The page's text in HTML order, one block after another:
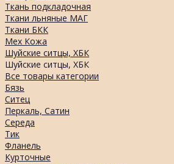
Ткань подкладочная
Ткани льняные МАГ
Ткани БКК
Мех Кожа
Шуйские ситцы, ХБК
Шуйские ситцы, ХБК
Все товары категории
Бязь
Ситец
Перкаль, Сатин
Середа
Тик
Фланель
Курточные